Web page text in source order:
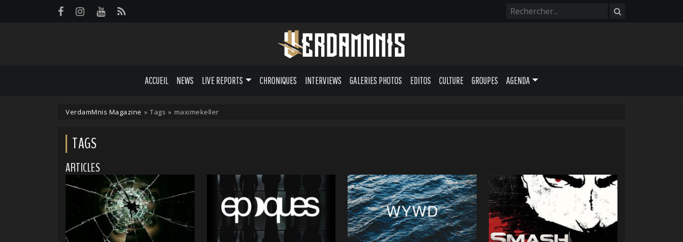
ACCUEIL NEWS LIVE REPORTS CHRONIQUES INTERVIEWS GALERIES PHOTOS EDITOS CULTURE GROUPES AGENDA
VerdamMnis Magazine » Tags » maximekeller
TAGS
ARTICLES
Panneau de gestion des cookies